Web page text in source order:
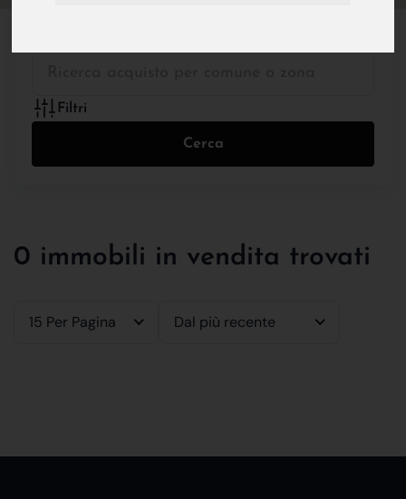
Filtri
Cerca
0 immobili in vendita trovati
15 Per Pagina Dal più recente